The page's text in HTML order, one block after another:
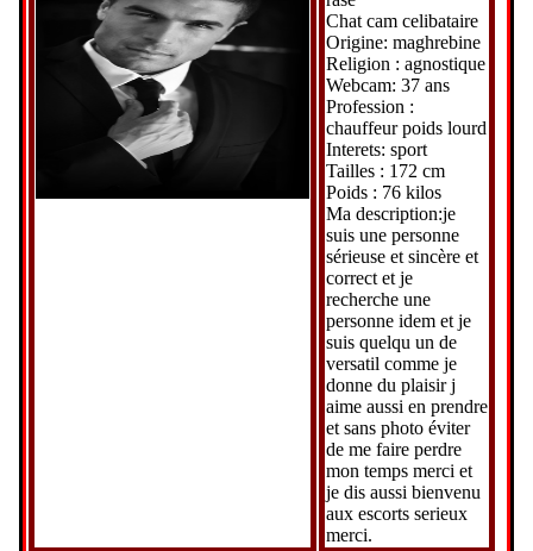
Chat cam celibataire
Origine: maghrebine
Religion : agnostique
Webcam: 37 ans
Profession :
chauffeur poids lourd
Interets: sport
Tailles : 172 cm
Poids : 76 kilos
Ma description:je
suis une personne
sérieuse et sincère et
correct et je
recherche une
personne idem et je
suis quelqu un de
versatil comme je
donne du plaisir j
aime aussi en prendre
et sans photo éviter
de me faire perdre
mon temps merci et
je dis aussi bienvenu
aux escorts serieux
merci.